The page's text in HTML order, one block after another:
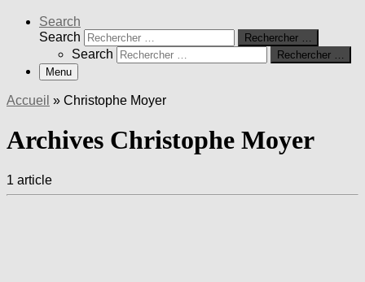
Search
Search
Rechercher …
Search
Rechercher …
Menu
Accueil » Christophe Moyer
Archives Christophe Moyer
1 article